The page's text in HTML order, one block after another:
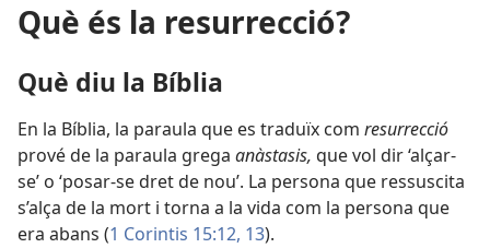
Què és la resurrecció?
Què diu la Bíblia
En la Bíblia, la paraula que es traduïx com resurrecció
prové de la paraula grega anàstasis, que vol dir ‘alçar-
se’ o ‘posar-se dret de nou’. La persona que ressuscita
s’alça de la mort i torna a la vida com la persona que
era abans (1 Corintis 15:12, 13).